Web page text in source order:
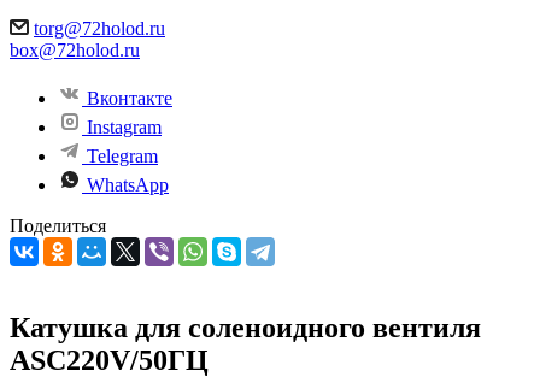
torg@72holod.ru
box@72holod.ru
Вконтакте
Instagram
Telegram
WhatsApp
Поделиться
Катушка для соленоидного вентиля
ASC220V/50ГЦ